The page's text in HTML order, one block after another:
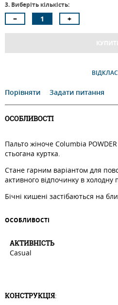
3. Виберіть кількість:
Порівняти Задати питання
ОСОБЛИВОСТІ
Пальто жіноче Columbia
стьогана куртка.
Стане гарним варіантом для
активного відпочинку в холодну
Бічні кишені застібаються на
ОСОБЛИВОСТI
АКТИВНIСТЬ
Casual
КОНСТРУКЦІЯ: